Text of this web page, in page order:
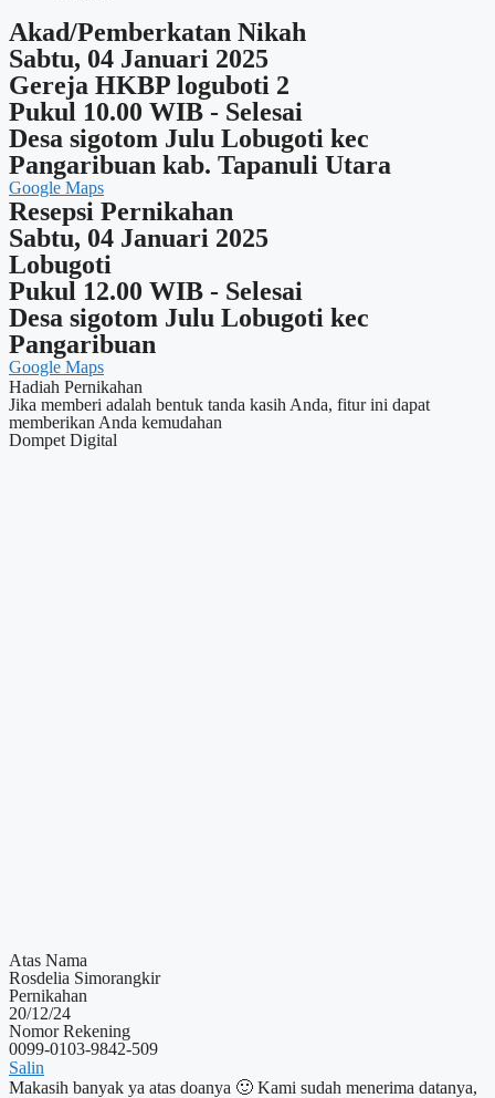
Akad/Pemberkatan Nikah
Sabtu, 04 Januari 2025
Gereja HKBP loguboti 2
Pukul 10.00 WIB - Selesai
Desa sigotom Julu Lobugoti kec
Pangaribuan kab. Tapanuli Utara
Google Maps
Resepsi Pernikahan
Sabtu, 04 Januari 2025
Lobugoti
Pukul 12.00 WIB - Selesai
Desa sigotom Julu Lobugoti kec
Pangaribuan
Google Maps
Hadiah Pernikahan
Jika memberi adalah bentuk tanda kasih Anda, fitur ini dapat
memberikan Anda kemudahan
Dompet Digital
Atas Nama
Rosdelia Simorangkir
Pernikahan
20/12/24
Nomor Rekening
0099-0103-9842-509
Salin
Makasih banyak ya atas doanya 🙂 Kami sudah menerima datanya,